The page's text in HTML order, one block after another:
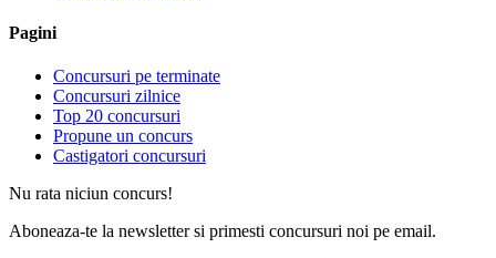
Pagini
Concursuri pe terminate
Concursuri zilnice
Top 20 concursuri
Propune un concurs
Castigatori concursuri
Nu rata niciun concurs!
Aboneaza-te la newsletter si primesti concursuri noi pe email.